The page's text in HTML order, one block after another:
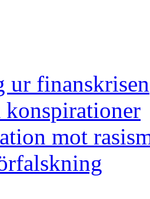
ur finanskrisen
konspirationer
mot